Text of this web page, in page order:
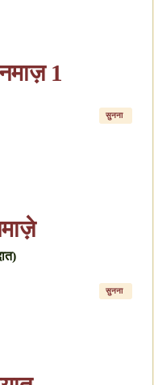
1
सुनना
सुनना